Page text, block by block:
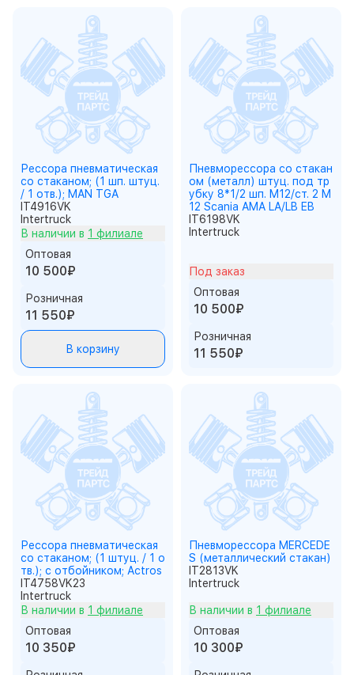
Рессора пневматическая
со стаканом; (1 шп. штуц.
/ 1 отв.); MAN TGA
IT4916VK
Intertruck
В наличии в 1 филиале
Оптовая
10 500₽
Розничная
11 550₽
В корзину
Пневморессора со стакан
ом (металл) штуц. под тр
убку 8*1/2 шп. M12/ст. 2 M
12 Scania AMA LA/LB EB
IT6198VK
Intertruck
Под заказ
Оптовая
10 500₽
Розничная
11 550₽
Рессора пневматическая
со стаканом; (1 штуц. / 1 о
тв.); c отбойником; Actros
IT4758VK23
Intertruck
В наличии в 1 филиале
Оптовая
10 350₽
Пневморессора MERCEDE
S (металлический стакан)
IT2813VK
Intertruck
В наличии в 1 филиале
Оптовая
10 300₽